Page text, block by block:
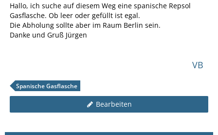
Hallo, ich suche auf diesem Weg eine spanische Repsol
Gasflasche. Ob leer oder gefüllt ist egal.
Die Abholung sollte aber im Raum Berlin sein.
Danke und Gruß Jürgen
VB
Spanische Gasflasche
Bearbeiten